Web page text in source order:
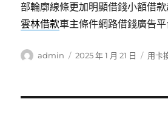
部輪廓線條更加明顯借錢小額借
雲林借款車主條件網路借錢廣告平
作
admin
發
2025 年 1 月 21 日
分
用卡